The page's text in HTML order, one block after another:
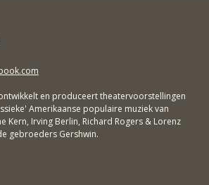
en produceert theatervoorstellingen
Amerikaanse populaire muziek van
Kern, Irving Berlin, Richard Rogers & Lorenz
gebroeders Gershwin.